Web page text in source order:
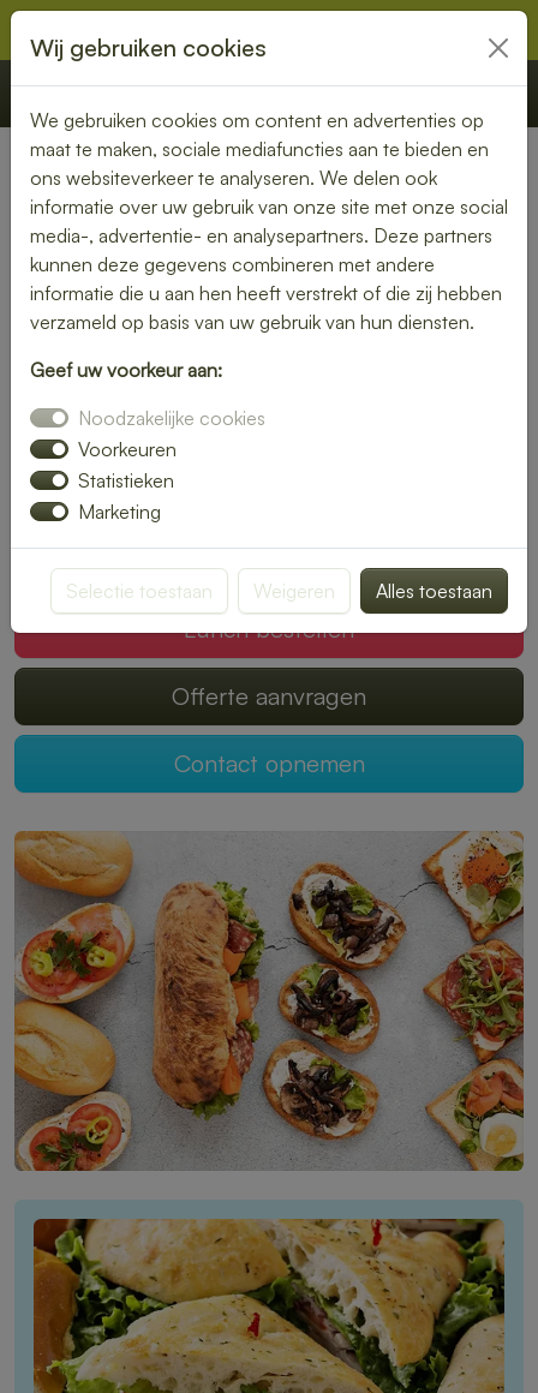
€ 0,00 Offerte Bestellen
Nederland»Noord-Brabant» Zundert
Lunch bezorgen in Zundert –
smaakvol en gemakkelijk
in Zundert en geniet van verse gerechten op jouw gewenste
locatie. Van kleurrijke salades tot knapperige broodjes – wij
bezorgen jouw lunch vers en op tijd.
Plaats eenvoudig je bestelling online en laat je verrassen
door smaak en kwaliteit.
Mogen wij jouw lunch verzorgen?
Lunch bestellen
Offerte aanvragen
Contact opnemen
Wij gebruiken cookies
We gebruiken cookies om content en advertenties op
maat te maken, sociale mediafuncties aan te bieden en
ons websiteverkeer te analyseren. We delen ook
informatie over uw gebruik van onze site met onze social
media-, advertentie- en analysepartners. Deze partners
kunnen deze gegevens combineren met andere
informatie die u aan hen heeft verstrekt of die zij hebben
verzameld op basis van uw gebruik van hun diensten.
Geef uw voorkeur aan:
Noodzakelijke cookies
Voorkeuren
Statistieken
Marketing
Selectie toestaan Weigeren Alles toestaan